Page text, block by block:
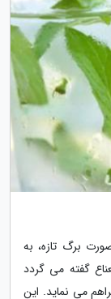
برگ تازه، به
گفته می گردد
می نماید. این